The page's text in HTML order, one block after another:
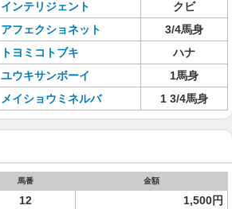
インテリジェント
クビ
アフェクショネット
3/4馬身
トヨミコトブキ
ハナ
ユウキサンボーイ
1馬身
メイショウミネルバ 1 3/4馬身
馬番 金額
12 1,500円